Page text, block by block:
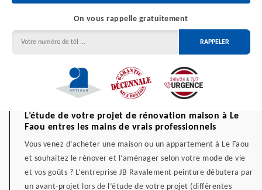
On vous rappelle gratuitement
L’étude de votre projet de rénovation maison à Le
Faou entres les mains de vrais professionnels
Vous venez d’acheter une maison ou un appartement à Le Faou
et souhaitez le rénover et l’aménager selon votre mode de vie
et vos goûts ? L’entreprise JB Ravalement peinture débutera par
un avant-projet lors de l’étude de votre projet (différentes